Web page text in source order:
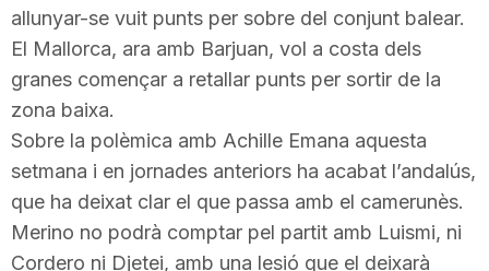
allunyar-se vuit punts per sobre del conjunt balear.
El Mallorca, ara amb Barjuan, vol a costa dels
granes començar a retallar punts per sortir de la
zona baixa.
Sobre la polèmica amb Achille Emana aquesta
setmana i en jornades anteriors ha acabat l’andalús,
que ha deixat clar el que passa amb el camerunès.
Merino no podrà comptar pel partit amb Luismi, ni
Cordero ni Djetei, amb una lesió que el deixarà